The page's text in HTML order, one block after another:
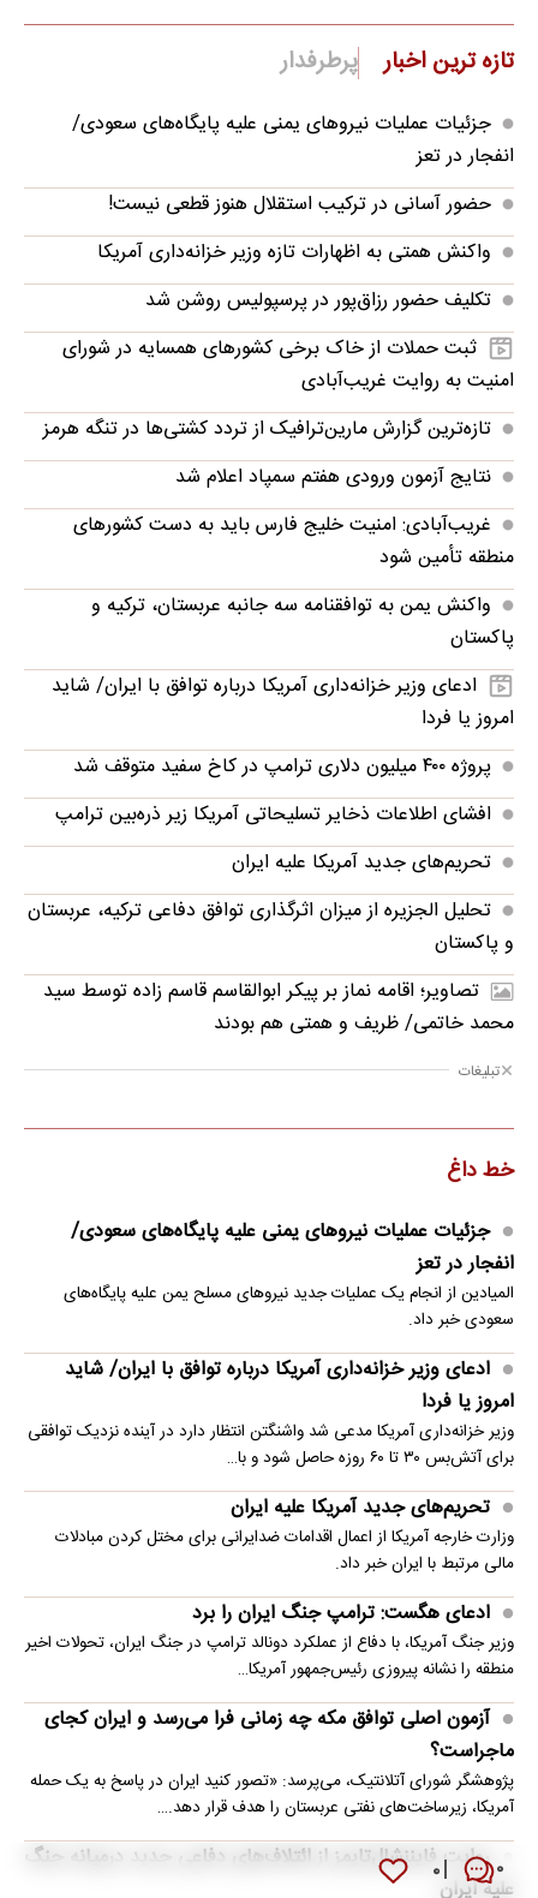
۰ ۰
تازه ترین اخبار پرطرفدار
جزئیات عملیات نیروهای یمنی علیه پایگاه‌های سعودی/
انفجار در تعز
حضور آسانی در ترکیب استقلال هنوز قطعی نیست!
واکنش همتی به اظهارات تازه وزیر خزانه‌داری آمریکا
تکلیف حضور رزاق‌پور در پرسپولیس روشن شد
ثبت حملات از خاک برخی کشورهای همسایه در شورای
امنیت به روایت غریب‌آبادی
تازه‌ترین گزارش مارین‌ترافیک از تردد کشتی‌ها در تنگه هرمز
نتایج آزمون ورودی هفتم سمپاد اعلام شد
غریب‌آبادی: امنیت خلیج فارس باید به دست کشورهای
منطقه تأمین شود
واکنش یمن به توافقنامه سه جانبه عربستان، ترکیه و
پاکستان
ادعای وزیر خزانه‌داری آمریکا درباره توافق با ایران/ شاید
امروز یا فردا
پروژه ۴۰۰ میلیون دلاری ترامپ در کاخ سفید متوقف شد
افشای اطلاعات ذخایر تسلیحاتی آمریکا زیر ذره‌بین ترامپ
تحریم‌های جدید آمریکا علیه ایران
تحلیل الجزیره از میزان اثرگذاری توافق دفاعی ترکیه، عربستان
و پاکستان
تصاویر؛ اقامه نماز بر پیکر ابوالقاسم قاسم زاده توسط سید
محمد خاتمی/ ظریف و همتی هم بودند
تبلیغات
خط داغ
جزئیات عملیات نیروهای یمنی علیه پایگاه‌های سعودی/
انفجار در تعز
المیادین از انجام یک عملیات جدید نیروهای مسلح یمن علیه پایگاه‌های
سعودی خبر داد.
ادعای وزیر خزانه‌داری آمریکا درباره توافق با ایران/ شاید
امروز یا فردا
وزیر خزانه‌داری آمریکا مدعی شد واشنگتن انتظار دارد در آینده نزدیک توافقی
برای آتش‌بس ۳۰ تا ۶۰ روزه حاصل شود و با…
تحریم‌های جدید آمریکا علیه ایران
وزارت خارجه آمریکا از اعمال اقدامات ضدایرانی برای مختل کردن مبادلات
مالی مرتبط با ایران خبر داد.
ادعای هگست: ترامپ جنگ ایران را برد
وزیر جنگ آمریکا، با دفاع از عملکرد دونالد ترامپ در جنگ ایران، تحولات اخیر
منطقه را نشانه پیروزی رئیس‌جمهور آمریکا…
آزمون اصلی توافق مکه چه زمانی فرا می‌رسد و ایران کجای
ماجراست؟
پژوهشگر شورای آتلانتیک، می‌پرسد: «تصور کنید ایران در پاسخ به یک حمله
آمریکا، زیرساخت‌های نفتی عربستان را هدف قرار دهد.…
روایت فایننشال‌تایمز از ائتلاف‌های دفاعی جدید درمیانه جنگ
علیه ایران